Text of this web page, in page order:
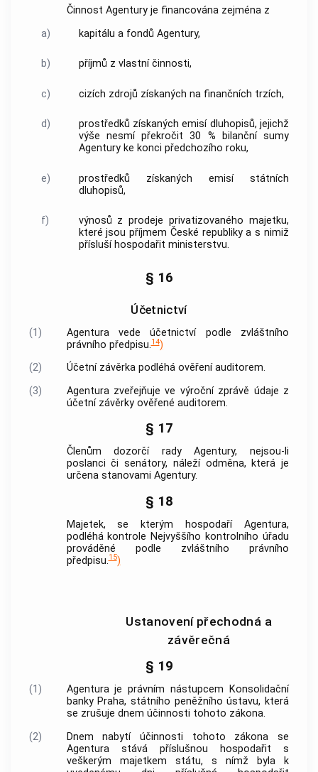
Činnost Agenturyje financována zejména z
a)
kapitálu a fondů Agentury,
b) příjmů z vlastní činnosti,
c) cizích zdrojů získaných na finančních trzích,
d) prostředků získanýchemisí dluhopisů, jejichž
výše nesmí překročit 30 % bilanční sumy
Agenturyke konci předchozího roku,
e)
prostředků získaných emisí státních
dluhopisů,
f)
výnosů z prodeje privatizovaného majetku,
které jsou příjmem České republiky a s nimiž
přísluší hospodařit ministerstvu.
§ 16
Účetnictví
(1) Agenturavede účetnictví podle zvláštního
právního předpisu.14)
(2)
Účetní závěrka podléhá ověření auditorem.
(3)
Agenturazveřejňuje ve výroční zprávě údaje z
účetní závěrky ověřené auditorem.
§ 17
Členůmdozorčí rady Agentury, nejsou-li
poslanci či senátory, náleží odměna, která je
určena stanovami Agentury.
§ 18
Majetek, se kterým hospodaří Agentura,
podléhá kontrole Nejvyššího kontrolního úřadu
prováděné podle zvláštního právního
předpisu.15)
Ustanovení přechodná a
závěrečná
§ 19
(1) Agenturaje právním nástupcem Konsolidační
bankyPraha, státního peněžního ústavu, která
se zrušuje dnem účinnosti tohoto zákona.
(2)
Dnem nabytí účinnosti tohoto zákona se
Agenturastává příslušnou hospodařit s
veškerým majetkem státu, s nímž byla k